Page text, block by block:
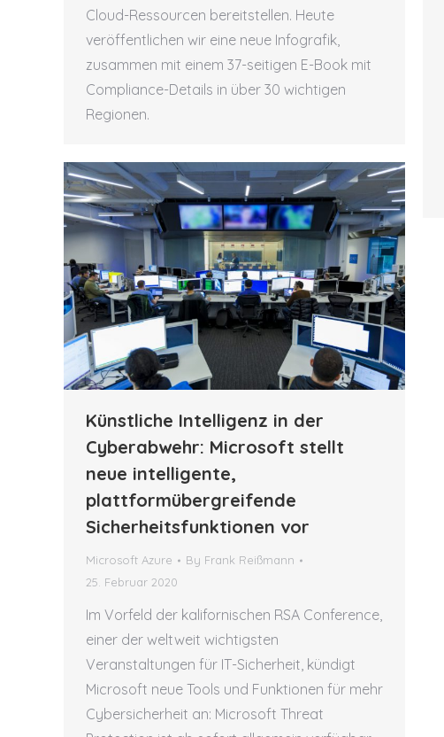
Cloud-Ressourcen bereitstellen. Heute
veröffentlichen wir eine neue Infografik,
zusammen mit einem 37-seitigen E-Book mit
Compliance-Details in über 30 wichtigen
Regionen.
Künstliche Intelligenz in der
Cyberabwehr: Microsoft stellt
neue intelligente,
plattformübergreifende
Sicherheitsfunktionen vor
Microsoft Azure By Frank Reißmann
25. Februar 2020
Im Vorfeld der kalifornischen RSA Conference,
einer der weltweit wichtigsten
Veranstaltungen für IT-Sicherheit, kündigt
Microsoft neue Tools und Funktionen für mehr
Cybersicherheit an: Microsoft Threat